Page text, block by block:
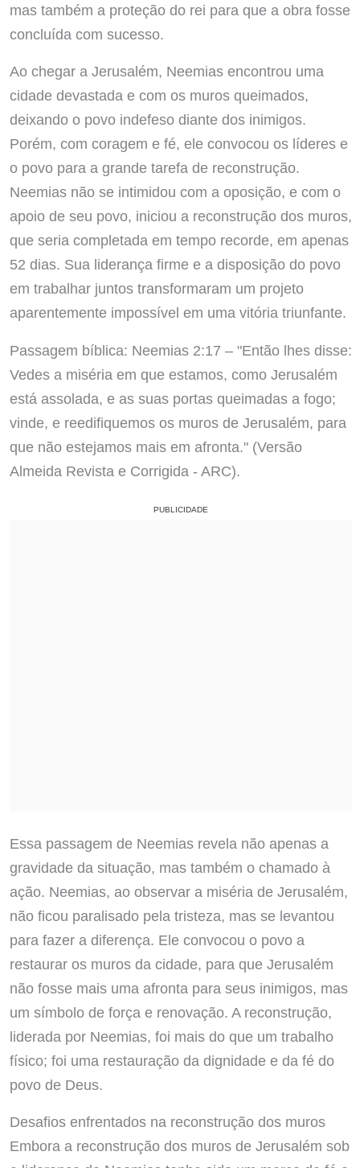
mas também a proteção do rei para que a obra fosse
concluída com sucesso.
Ao chegar a Jerusalém, Neemias encontrou uma
cidade devastada e com os muros queimados,
deixando o povo indefeso diante dos inimigos.
Porém, com coragem e fé, ele convocou os líderes e
o povo para a grande tarefa de reconstrução.
Neemias não se intimidou com a oposição, e com o
apoio de seu povo, iniciou a reconstrução dos muros,
que seria completada em tempo recorde, em apenas
52 dias. Sua liderança firme e a disposição do povo
em trabalhar juntos transformaram um projeto
aparentemente impossível em uma vitória triunfante.
Passagem bíblica: Neemias 2:17 – "Então lhes disse:
Vedes a miséria em que estamos, como Jerusalém
está assolada, e as suas portas queimadas a fogo;
vinde, e reedifiquemos os muros de Jerusalém, para
que não estejamos mais em afronta." (Versão
Almeida Revista e Corrigida - ARC).
PUBLICIDADE
Essa passagem de Neemias revela não apenas a
gravidade da situação, mas também o chamado à
ação. Neemias, ao observar a miséria de Jerusalém,
não ficou paralisado pela tristeza, mas se levantou
para fazer a diferença. Ele convocou o povo a
restaurar os muros da cidade, para que Jerusalém
não fosse mais uma afronta para seus inimigos, mas
um símbolo de força e renovação. A reconstrução,
liderada por Neemias, foi mais do que um trabalho
físico; foi uma restauração da dignidade e da fé do
povo de Deus.
Desafios enfrentados na reconstrução dos muros
Embora a reconstrução dos muros de Jerusalém sob